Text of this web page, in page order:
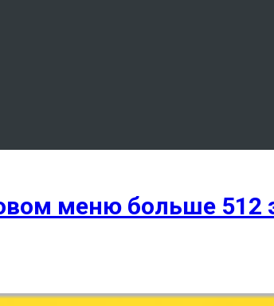
меню больше 512